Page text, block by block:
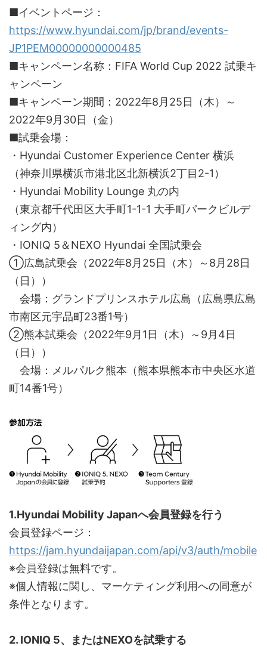
■イベントページ：
https://www.hyundai.com/jp/brand/events-
JP1PEM00000000000485
■キャンペーン名称：FIFA World Cup 2022 試乗キ
ャンペーン
■キャンペーン期間：2022年8月25日（木）～
2022年9月30日（金）
■試乗会場：
・Hyundai Customer Experience Center 横浜
（神奈川県横浜市港北区北新横浜2丁目2-1）
・Hyundai Mobility Lounge 丸の内
（東京都千代田区大手町1-1-1 大手町パークビルデ
ィング内）
・IONIQ 5＆NEXO Hyundai 全国試乗会
①広島試乗会（2022年8月25日（木）～8月28日
（日））
会場：グランドプリンスホテル広島（広島県広島
市南区元宇品町23番1号）
②熊本試乗会（2022年9月1日（木）～9月4日
（日））
会場：メルパルク熊本（熊本県熊本市中央区水道
町14番1号）
1.Hyundai Mobility Japanへ会員登録を行う
会員登録ページ：
https://jam.hyundaijapan.com/api/v3/auth/mobile
※会員登録は無料です。
※個人情報に関し、マーケティング利用への同意が
条件となります。
2. IONIQ 5、またはNEXOを試乗する